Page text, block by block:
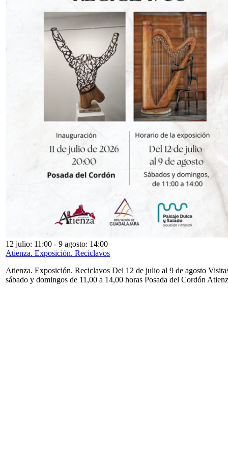
12 julio: 11:00 - 9 agosto: 14:00
Atienza. Exposición. Reciclavos
Atienza. Exposición. Reciclavos Del 12 de julio al 9 de agosto
sábado y domingos de 11,00 a 14,00 horas Posada del Cordón